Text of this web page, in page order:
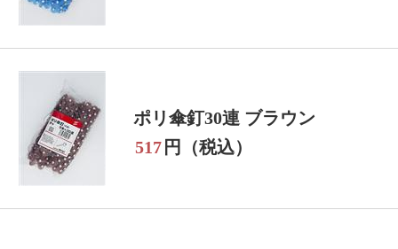
ポリ傘釘30連 ブラウン
517 円（税込）